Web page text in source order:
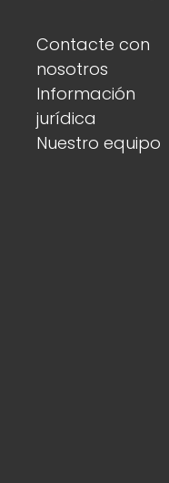
Contacte con
nosotros
Información
jurídica
Nuestro equipo